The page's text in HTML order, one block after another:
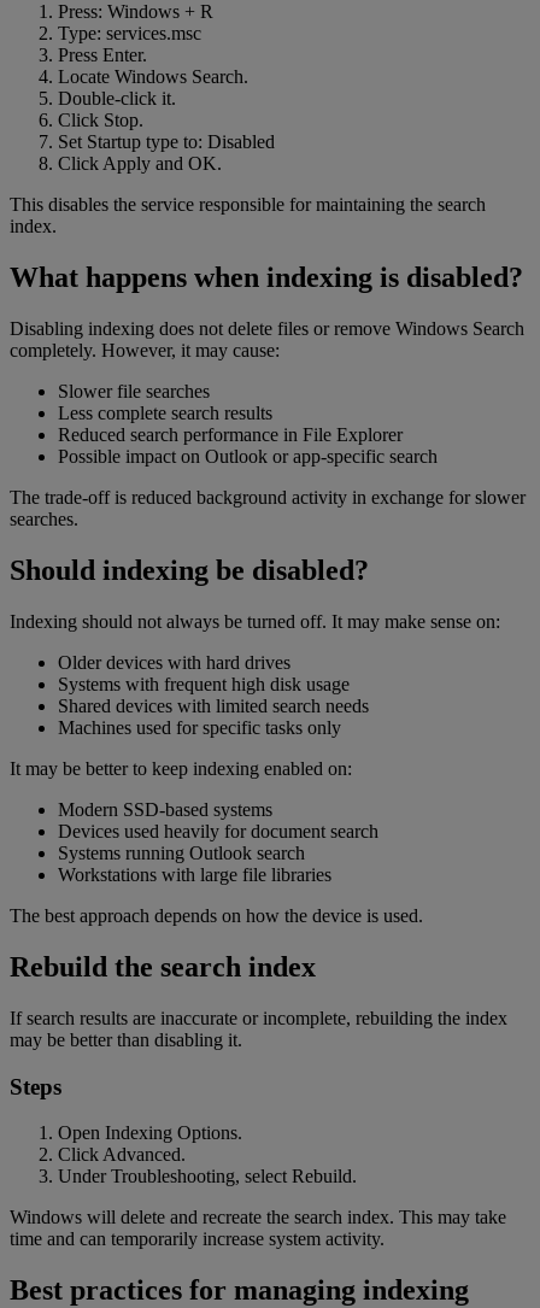
Press: Windows + R
Type: services.msc
Press Enter.
Locate Windows Search.
Double-click it.
Click Stop.
Set Startup type to: Disabled
Click Apply and OK.
This disables the service responsible for maintaining the search
index.
What happens when indexing is disabled?
Disabling indexing does not delete files or remove Windows Search
completely. However, it may cause:
Slower file searches
Less complete search results
Reduced search performance in File Explorer
Possible impact on Outlook or app-specific search
The trade-off is reduced background activity in exchange for slower
searches.
Should indexing be disabled?
Indexing should not always be turned off. It may make sense on:
Older devices with hard drives
Systems with frequent high disk usage
Shared devices with limited search needs
Machines used for specific tasks only
It may be better to keep indexing enabled on:
Modern SSD-based systems
Devices used heavily for document search
Systems running Outlook search
Workstations with large file libraries
The best approach depends on how the device is used.
Rebuild the search index
If search results are inaccurate or incomplete, rebuilding the index
may be better than disabling it.
Steps
Open Indexing Options.
Click Advanced.
Under Troubleshooting, select Rebuild.
Windows will delete and recreate the search index. This may take
time and can temporarily increase system activity.
Best practices for managing indexing